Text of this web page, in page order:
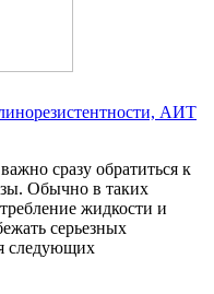
АИТ
сразу обратиться к
Обычно в таких
жидкости и
серьезных
следующих